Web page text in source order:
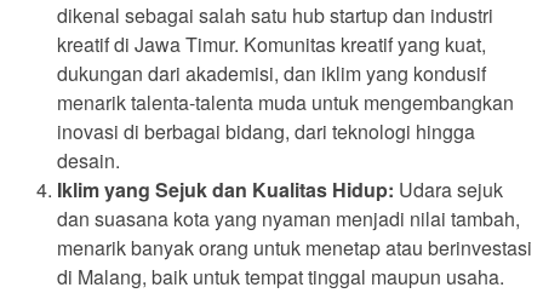
dikenal sebagai salah satu hub startup dan industri
kreatif di Jawa Timur. Komunitas kreatif yang kuat,
dukungan dari akademisi, dan iklim yang kondusif
menarik talenta-talenta muda untuk mengembangkan
inovasi di berbagai bidang, dari teknologi hingga
desain.
Iklim yang Sejuk dan Kualitas Hidup: Udara sejuk
dan suasana kota yang nyaman menjadi nilai tambah,
menarik banyak orang untuk menetap atau berinvestasi
di Malang, baik untuk tempat tinggal maupun usaha.